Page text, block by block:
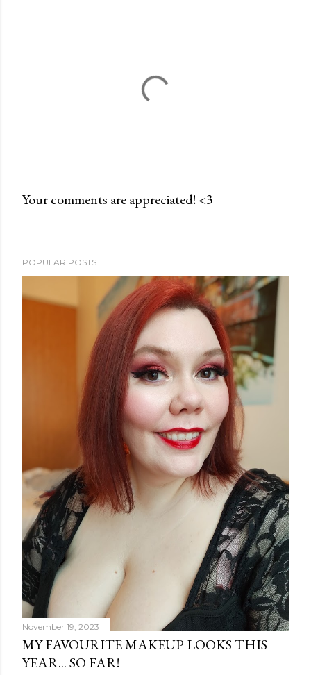
t
a
Your comments are appreciated! <3
POPULAR POSTS
November 19, 2023
MY FAVOURITE MAKEUP LOOKS THIS
YEAR... SO FAR!